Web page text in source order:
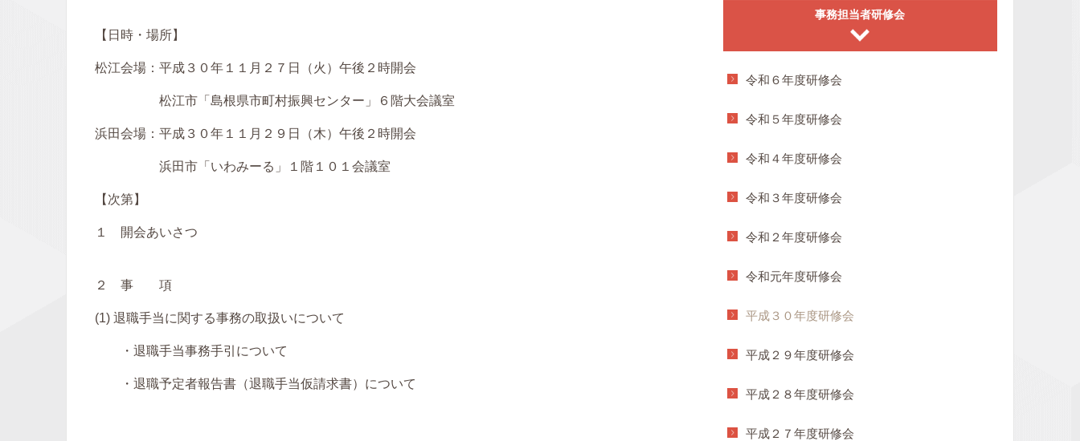
【日時・場所】
松江会場：平成３０年１１月２７日（火）午後２時開会
松江市「島根県市町村振興センター」６階大会議室
浜田会場：平成３０年１１月２９日（木）午後２時開会
浜田市「いわみーる」１階１０１会議室
【次第】
１ 開会あいさつ
２ 事 項
(1) 退職手当に関する事務の取扱いについて
・退職手当事務手引について
・退職予定者報告書（退職手当仮請求書）について
事務担当者研修会
令和６年度研修会
令和５年度研修会
令和４年度研修会
令和３年度研修会
令和２年度研修会
令和元年度研修会
平成３０年度研修会
平成２９年度研修会
平成２８年度研修会
平成２７年度研修会